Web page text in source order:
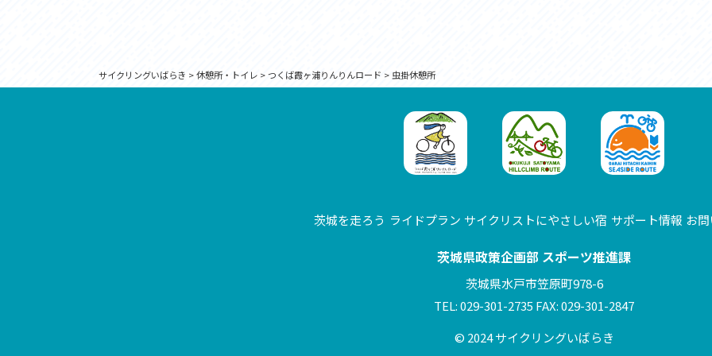
サイクリングいばらき >休憩所・トイレ>つくば霞ヶ浦りんりんロード > 虫掛休憩所
茨城を走ろう ライドプラン サイクリストにやさしい宿 サポート情報 お
茨城県政策企画部 スポーツ推進課
茨城県水戸市笠原町978-6
TEL: 029-301-2735 FAX: 029-301-2847
© 2024 サイクリングいばらき